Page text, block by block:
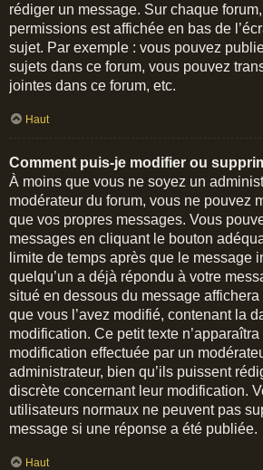
rédiger un message. Sur chaque
permissions est affichée en bas de
sujet. Par exemple : vous pouvez
sujets dans ce forum, vous pouvez
jointes dans ce forum, etc.
Haut
Comment puis-je modifier ou
À moins que vous ne soyez un
modérateur du forum, vous ne pouvez
que vos propres messages. Vous
messages en cliquant le bouton
limite de temps après que le message
quelqu’un a déjà répondu à votre
situé en dessous du message
que vous l’avez modifié, contenant la
modification. Ce petit texte n’apparaîtra
modification effectuée par un
administrateur, bien qu’ils puissent
discrète concernant leur modification.
utilisateurs normaux ne peuvent pas
message si une réponse a été publiée.
Haut